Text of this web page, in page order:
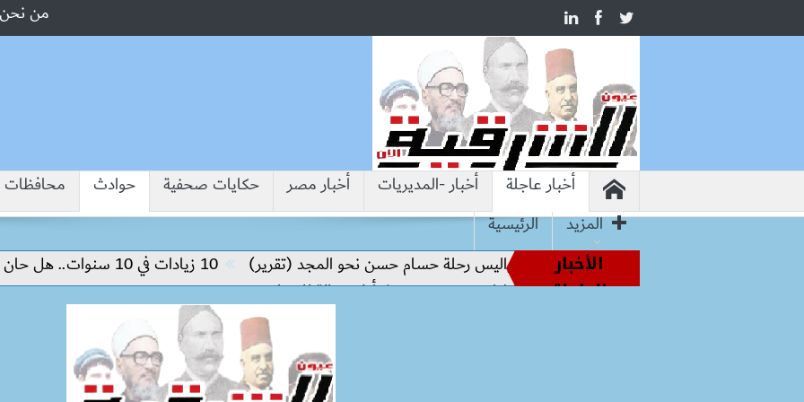
من نحن
أخبار عاجلة أخبار -المديريات أخبار مصر حكايات صحفية حوادث محافظات
المزيد
الرئيسية
الأخبار
العاجلة
الملاعب إلى قيادة الفراعنة.. كواليس رحلة حسام حسن نحو المجد (تقرير) 10 زيادات في 10 سنوات.. هل حان الوقت لرفع دعم البنزين نهائيا؟
صلاح يرتدي الرقم 10 مع طرابزون سبور ويبعث أول رسالة للجماهير